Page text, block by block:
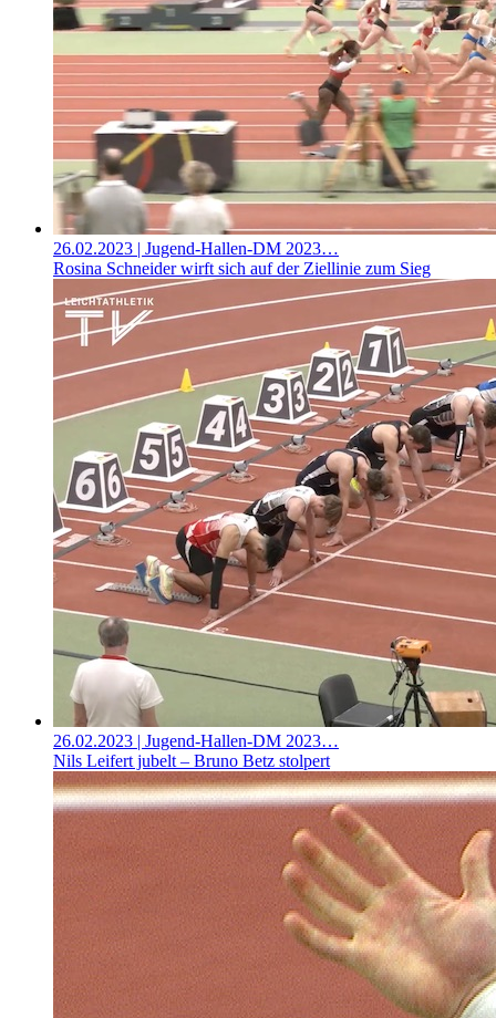
26.02.2023 | Jugend-Hallen-DM 2023…
Rosina Schneider wirft sich auf der Ziellinie zum Sieg
26.02.2023 | Jugend-Hallen-DM 2023…
Nils Leifert jubelt – Bruno Betz stolpert